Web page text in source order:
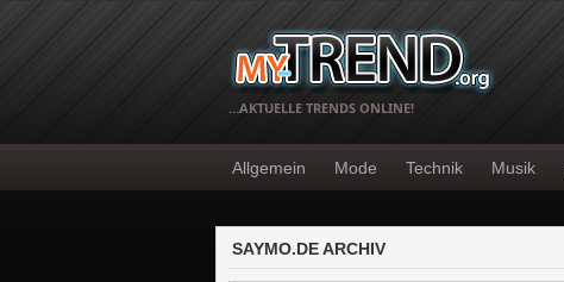
…AKTUELLE TRENDS ONLINE!
Allgemein Mode Technik Musik
SAYMO.DE ARCHIV